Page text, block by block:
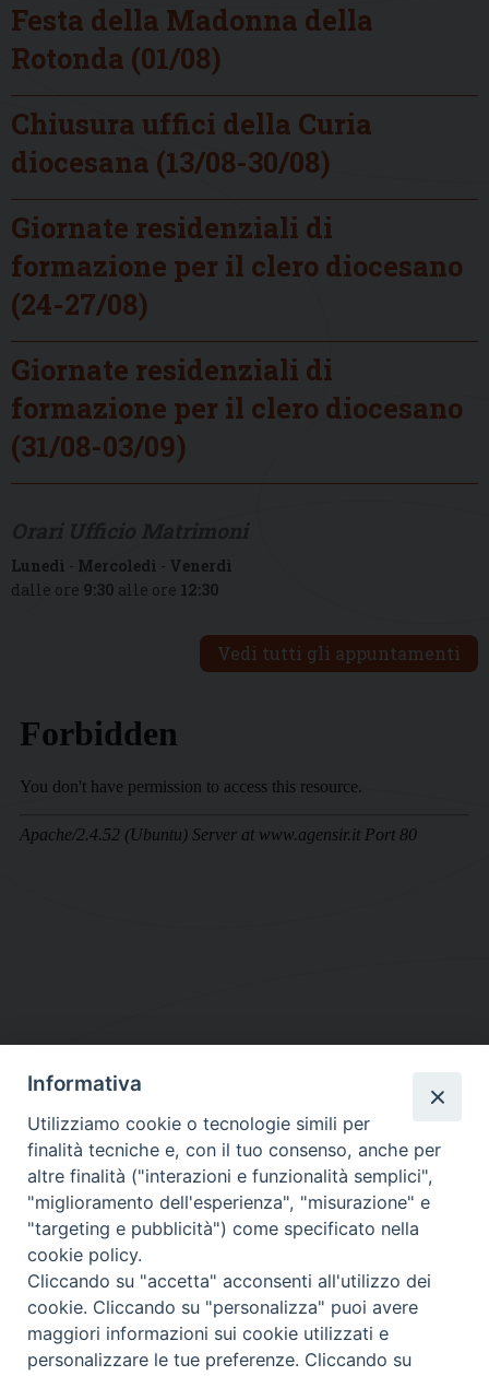
Festa della Madonna della
Rotonda (01/08)
Chiusura uffici della Curia
diocesana (13/08-30/08)
Giornate residenziali di
formazione per il clero diocesano
(24-27/08)
Giornate residenziali di
formazione per il clero diocesano
(31/08-03/09)
Lunedì - Mercoledì - Venerdì
dalle ore 9:30 alle ore 12:30
Vedi tutti gli appuntamenti
DIOCESI SUBURBICARIA DI ALBANO
Contatti:Tel.: 06.93268401 - Fax.: 06.9323844
E-mail:curia@diocesidialbano.it
Orari: dal Lunedì al Venerdì Ore: 9:00 - 13:00
Lunedì, Mercoledì e Venerdì, Ore 9:30 - 12:30
Informativa
Utilizziamo cookie o tecnologie simili per
finalità tecniche e, con il tuo consenso, anche per
altre finalità ("interazioni e funzionalità semplici",
"miglioramento dell'esperienza", "misurazione" e
"targeting e pubblicità") come specificato nella
cookie policy.
Cliccando su "accetta" acconsenti all'utilizzo dei
cookie. Cliccando su "personalizza" puoi avere
maggiori informazioni sui cookie utilizzati e
personalizzare le tue preferenze. Cliccando su